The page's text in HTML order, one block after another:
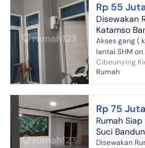
Rp 55
Disewakan
Katamso
Akses gang (
lantai SHM on
3 Listrik 5500
(24jam) 2 toren
Cibeunying
Rumah
Rp 75
Rumah
Suci
Disewakan